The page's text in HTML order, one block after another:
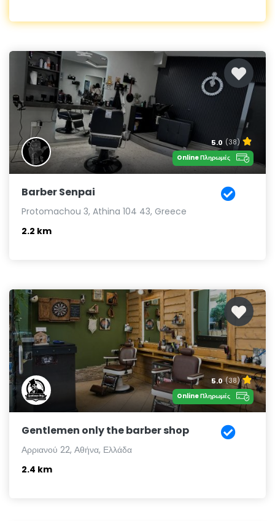
5.0 (38)
Online Πληρωμές
Barber Senpai
Protomachou 3, Athina 104 43, Greece
2.2 km
5.0 (38)
Online Πληρωμές
Gentlemen only the barber shop
Αρριανού 22, Αθήνα, Ελλάδα
2.4 km